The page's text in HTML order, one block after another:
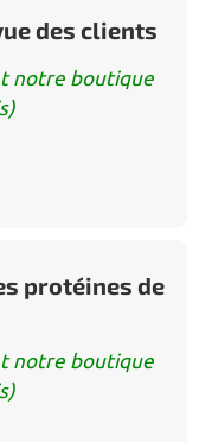
des clients
notre boutique
protéines de
notre boutique